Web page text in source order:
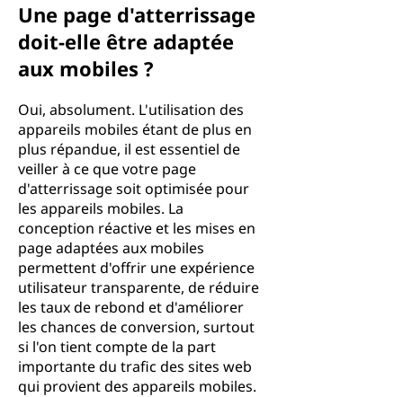
Une page d'atterrissage
doit-elle être adaptée
aux mobiles ?
Oui, absolument. L'utilisation des
appareils mobiles étant de plus en
plus répandue, il est essentiel de
veiller à ce que votre page
d'atterrissage soit optimisée pour
les appareils mobiles. La
conception réactive et les mises en
page adaptées aux mobiles
permettent d'offrir une expérience
utilisateur transparente, de réduire
les taux de rebond et d'améliorer
les chances de conversion, surtout
si l'on tient compte de la part
importante du trafic des sites web
qui provient des appareils mobiles.